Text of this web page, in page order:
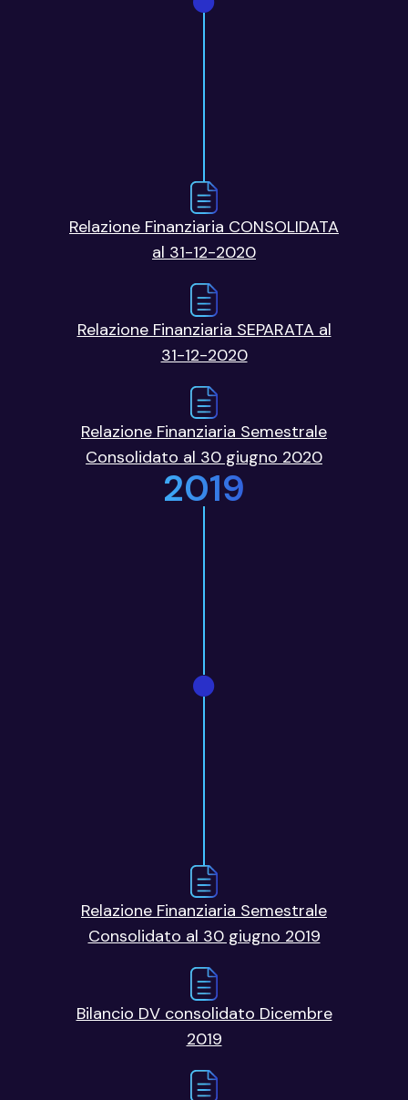
Relazione Finanziaria CONSOLIDATA
al 31-12-2020
Relazione Finanziaria SEPARATA al
31-12-2020
Relazione Finanziaria Semestrale
Consolidato al 30 giugno 2020
2019
Relazione Finanziaria Semestrale
Consolidato al 30 giugno 2019
Bilancio DV consolidato Dicembre
2019